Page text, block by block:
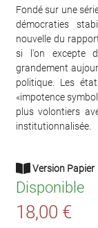
Fondé sur une
démocraties
nouvelle du
si l'on excepte
grandement
politique. Les
«impotence
plus volontiers
institutionnalisée.
Version Papier
Disponible
18,00 €